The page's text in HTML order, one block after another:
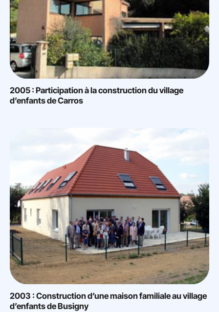
2005 : Participation à la construction du village
d’enfants de Carros
2003 : Construction d’une maison familiale au village
d’enfants de Busigny